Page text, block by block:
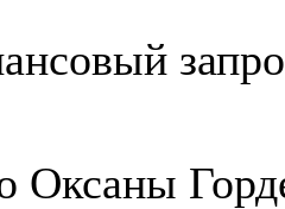
Оксаны